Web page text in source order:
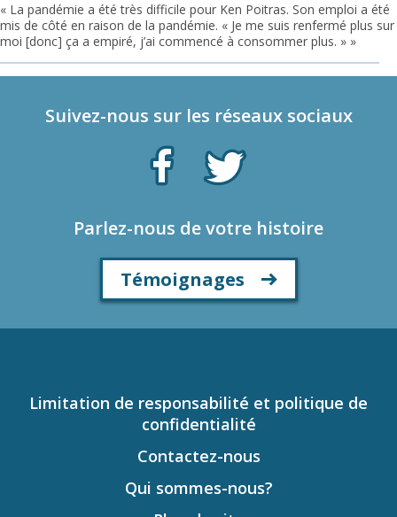
« La pandémie a été très difficile pour Ken Poitras. Son emploi a été
mis de côté en raison de la pandémie. « Je me suis renfermé plus sur
moi [donc] ça a empiré, j’ai commencé à consommer plus. » »
Suivez-nous sur les réseaux sociaux
Parlez-nous de votre histoire
Témoignages
Limitation de responsabilité et politique de
confidentialité
Contactez-nous
Qui sommes-nous?